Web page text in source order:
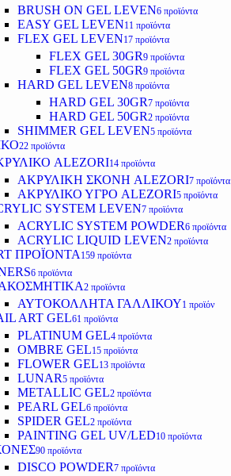
BRUSH ON GEL LEVEN6 προϊόντα
EASY GEL LEVEN11 προϊόντα
FLEX GEL LEVEN17 προϊόντα
FLEX GEL 30GR9 προϊόντα
FLEX GEL 50GR9 προϊόντα
HARD GEL LEVEN8 προϊόντα
HARD GEL 30GR7 προϊόντα
HARD GEL 50GR2 προϊόντα
SHIMMER GEL LEVEN5 προϊόντα
22 προϊόντα
ALEZORI14 προϊόντα
ΑΚΡΥΛΙΚΗ ΣΚΟΝΗ ALEZORI7 προϊόντα
ΑΚΡΥΛΙΚΟ ΥΓΡΟ ALEZORI5 προϊόντα
SYSTEM LEVEN7 προϊόντα
ACRYLIC SYSTEM POWDER6 προϊόντα
ACRYLIC LIQUID LEVEN2 προϊόντα
ΠΡΟΪΟΝΤΑ 159 προϊόντα
6 προϊόντα
2 προϊόντα
ΑΥΤΟΚΟΛΛΗΤΑ ΓΑΛΛΙΚΟΥ1 προϊόν
ART GEL61 προϊόντα
PLATINUM GEL4 προϊόντα
OMBRE GEL15 προϊόντα
FLOWER GEL13 προϊόντα
LUNAR5 προϊόντα
METALLIC GEL2 προϊόντα
PEARL GEL6 προϊόντα
SPIDER GEL2 προϊόντα
PAINTING GEL UV/LED10 προϊόντα
90 προϊόντα
DISCO POWDER7 προϊόντα